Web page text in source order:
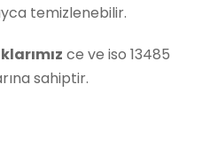
temizlenebilir.
ce ve iso 13485
sahiptir.